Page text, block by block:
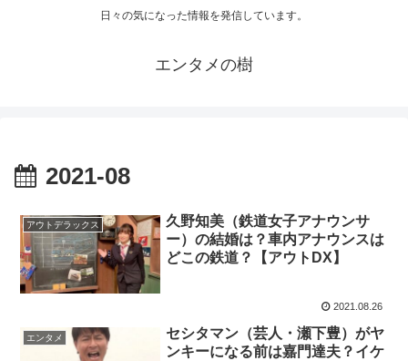
日々の気になった情報を発信しています。
エンタメの樹
2021-08
アウトデラックス
久野知美（鉄道女子アナウンサ
ー）の結婚は？車内アナウンスは
どこの鉄道？【アウトDX】
2021.08.26
エンタメ
セシタマン（芸人・瀬下豊）がヤ
ンキーになる前は嘉門達夫？イケ